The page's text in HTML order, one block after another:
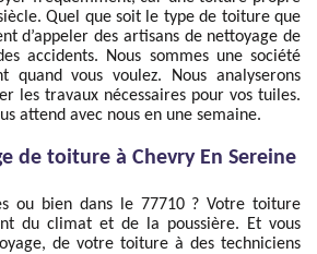
Quel que soit le type de toiture que
d’appeler des artisans de nettoyage de
accidents. Nous sommes une société
quand vous voulez. Nous analyserons
les travaux nécessaires pour vos tuiles.
attend avec nous en une semaine.
de toiture à Chevry En Sereine
ou bien dans le 77710 ? Votre toiture
du climat et de la poussière. Et vous
de votre toiture à des techniciens